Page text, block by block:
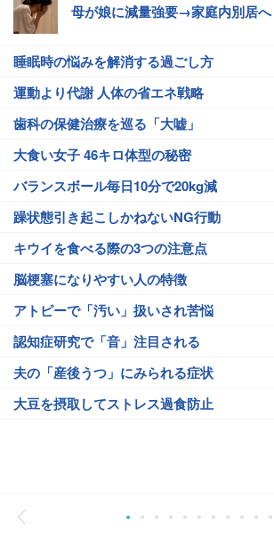
母が娘に減量強要→家庭内別居へ
睡眠時の悩みを解消する過ごし方
運動より代謝 人体の省エネ戦略
歯科の保健治療を巡る「大嘘」
大食い女子 46キロ体型の秘密
バランスボール毎日10分で20kg減
躁状態引き起こしかねないNG行動
キウイを食べる際の3つの注意点
脳梗塞になりやすい人の特徴
アトピーで「汚い」扱いされ苦悩
認知症研究で「音」注目される
夫の「産後うつ」にみられる症状
大豆を摂取してストレス過食防止